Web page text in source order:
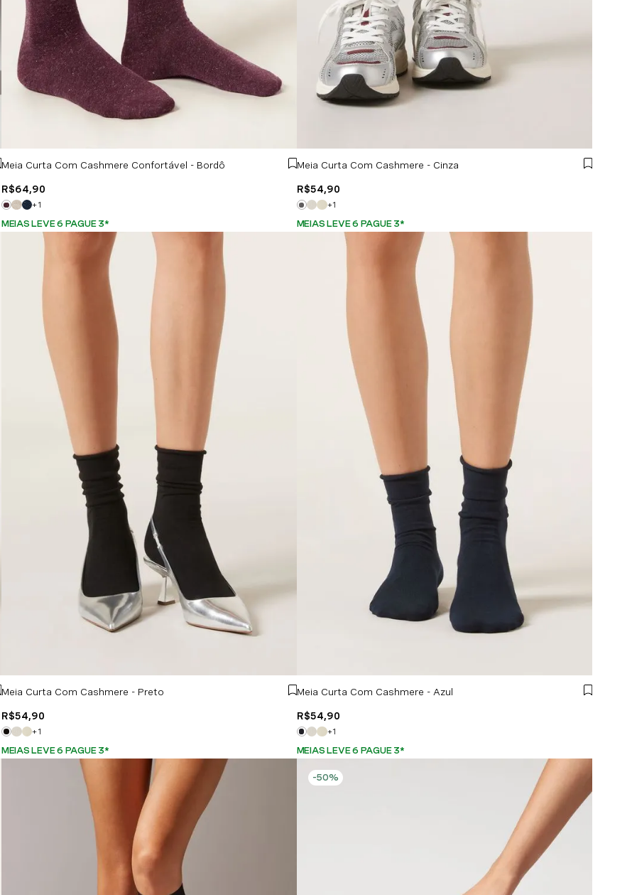
Meia Curta Com Cashmere Confortável - Bordô
R$64,90
+1
MEIAS LEVE 6 PAGUE 3*
Meia Curta Com Cashmere - Cinza
R$54,90
+1
MEIAS LEVE 6 PAGUE 3*
Meia Curta Com Cashmere - Preto
R$54,90
+1
MEIAS LEVE 6 PAGUE 3*
Meia Curta Com Cashmere - Azul
R$54,90
+1
MEIAS LEVE 6 PAGUE 3*
-50%